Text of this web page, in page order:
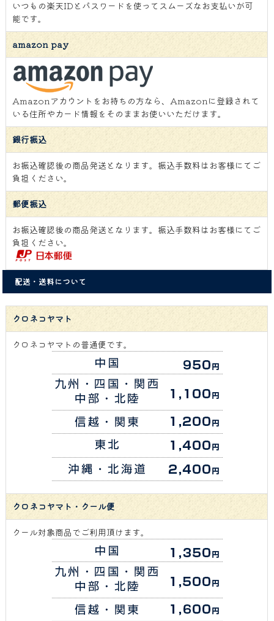
いつもの楽天IDとパスワードを使ってスムーズなお支払いが可
能です。
amazon pay
Amazonアカウントをお持ちの方なら、Amazonに登録されて
いる住所やカード情報をそのままお使いいただけます。
銀行振込
お振込確認後の商品発送となります。振込手数料はお客様にてご
負担ください。
郵便振込
お振込確認後の商品発送となります。振込手数料はお客様にてご
負担ください。
配送・送料について
クロネコヤマト
クロネコヤマトの普通便です。
クロネコヤマト・クール便
クール対象商品でご利用頂けます。